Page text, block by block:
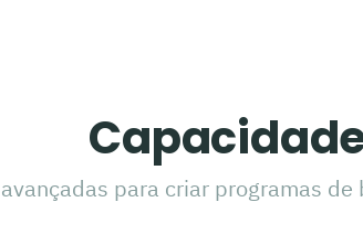
para criar programas